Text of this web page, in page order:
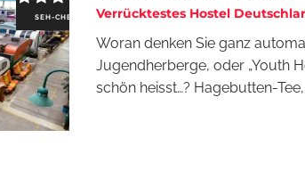
SEH-CHECK Verrücktestes Hostel
Woran denken Sie ganz
Jugendherberge, oder „Youth
schön heisst…? Hagebutten-Tee,